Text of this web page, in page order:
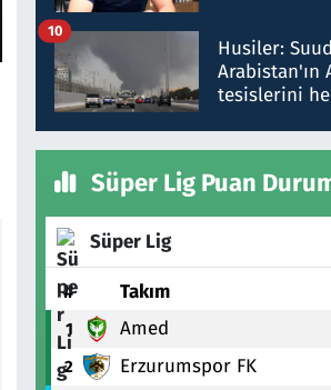
talimat verdi,
gönderdim
Husiler:
Arabistan'ın
tesislerini
10
Süper Lig Puan
Süper Lig
# Takım
1 Amed
2 Erzurumspor FK